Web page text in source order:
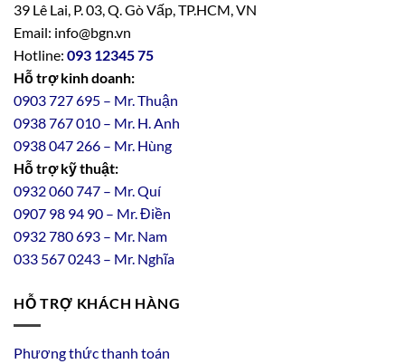
39 Lê Lai, P. 03, Q. Gò Vấp, TP.HCM, VN
Email: info@bgn.vn
Hotline: 093 12345 75
Hỗ trợ kinh doanh:
0903 727 695 – Mr. Thuận
0938 767 010 – Mr. H. Anh
0938 047 266 – Mr. Hùng
Hỗ trợ kỹ thuật:
0932 060 747 – Mr. Quí
0907 98 94 90 – Mr. Điền
0932780693 – Mr. Nam
033 567 0243 – Mr. Nghĩa
HỖ TRỢ KHÁCH HÀNG
Phương thức thanh toán